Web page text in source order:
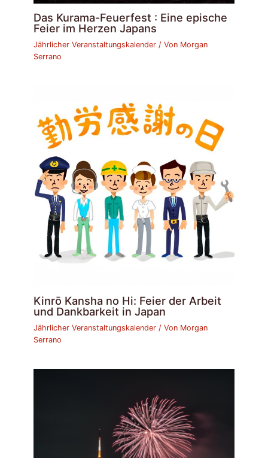
Das Kurama-Feuerfest : Eine epische
Feier im Herzen Japans
Jährlicher Veranstaltungskalender / Von Morgan
Serrano
Kinrō Kansha no Hi: Feier der Arbeit
und Dankbarkeit in Japan
Jährlicher Veranstaltungskalender / Von Morgan
Serrano